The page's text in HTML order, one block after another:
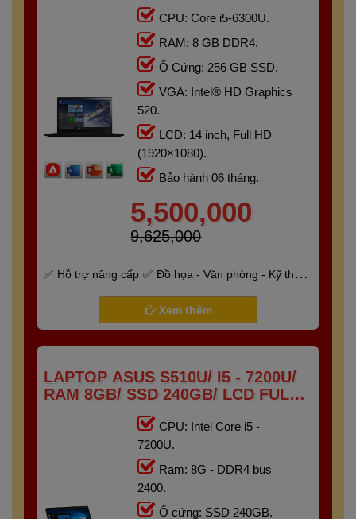
CPU: Core i5-6300U.
RAM: 8 GB DDR4.
Ổ Cứng: 256 GB SSD.
VGA: Intel® HD Graphics
520.
LCD: 14 inch, Full HD
(1920×1080).
Bảo hành 06 tháng.
5,500,000
9,625,000
Hỗ trợ nâng cấp
Đồ họa - Văn phòng - Kỹ thuật
Bảo hành 6 tháng
Xem thêm
LAPTOP ASUS S510U/ I5 - 7200U/
RAM 8GB/ SSD 240GB/ LCD FULL
CPU: Intel Core i5 -
7200U.
Ram: 8G - DDR4 bus
2400.
Ổ cứng: SSD 240GB.